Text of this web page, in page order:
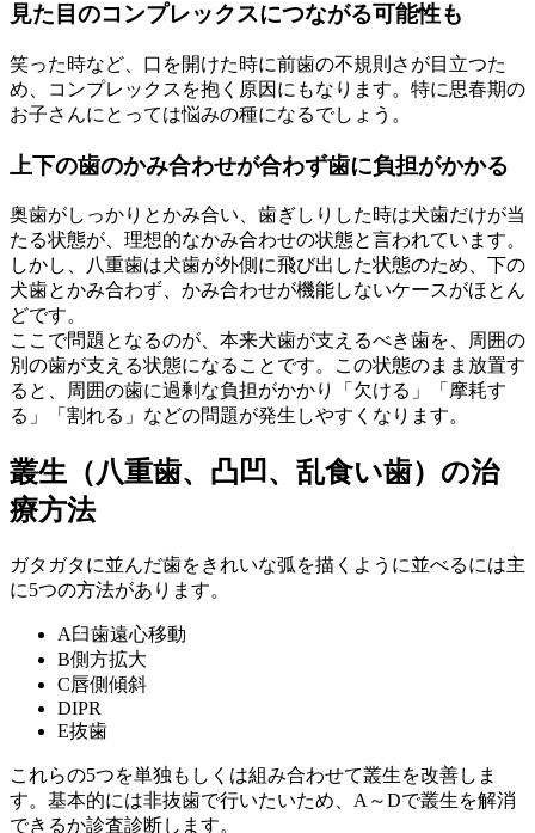
見た目のコンプレックスにつながる可能性も
笑った時など、口を開けた時に前歯の不規則さが目立つた
め、コンプレックスを抱く原因にもなります。特に思春期の
お子さんにとっては悩みの種になるでしょう。
上下の歯のかみ合わせが合わず歯に負担がかかる
奥歯がしっかりとかみ合い、歯ぎしりした時は犬歯だけが当
たる状態が、理想的なかみ合わせの状態と言われています。
しかし、八重歯は犬歯が外側に飛び出した状態のため、下の
犬歯とかみ合わず、かみ合わせが機能しないケースがほとん
どです。
ここで問題となるのが、本来犬歯が支えるべき歯を、周囲の
別の歯が支える状態になることです。この状態のまま放置す
ると、周囲の歯に過剰な負担がかかり「欠ける」「摩耗す
る」「割れる」などの問題が発生しやすくなります。
叢生（八重歯、凸凹、乱食い歯）の治
療方法
ガタガタに並んだ歯をきれいな弧を描くように並べるには主
に5つの方法があります。
A臼歯遠心移動
B側方拡大
C唇側傾斜
DIPR
E抜歯
これらの5つを単独もしくは組み合わせて叢生を改善しま
す。基本的には非抜歯で行いたいため、A～Dで叢生を解消
できるか診査診断します。